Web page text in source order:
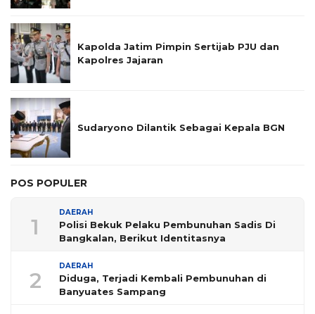
Kapolda Jatim Pimpin Sertijab PJU dan
Kapolres Jajaran
Sudaryono Dilantik Sebagai Kepala BGN
POS POPULER
1
DAERAH
Polisi Bekuk Pelaku Pembunuhan Sadis Di
Bangkalan, Berikut Identitasnya
2
DAERAH
Diduga, Terjadi Kembali Pembunuhan di
Banyuates Sampang